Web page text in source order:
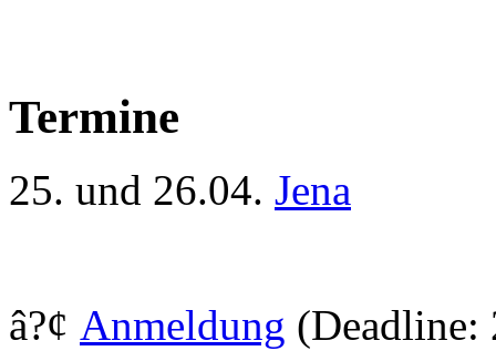
Termine
25. und 26.04. Jena
â?¢ Anmeldung